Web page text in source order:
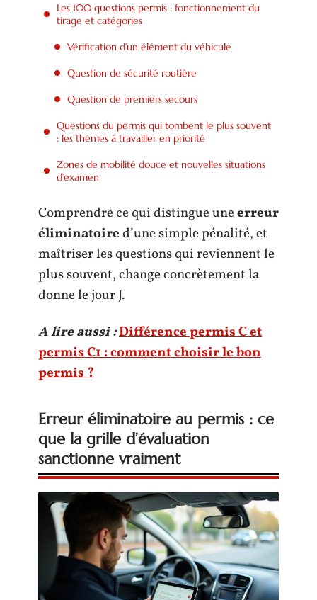
Les 100 questions permis : fonctionnement du
tirage et catégories
Vérification d’un élément du véhicule
Question de sécurité routière
Question de premiers secours
Questions du permis qui tombent le plus souvent
: les thèmes à travailler en priorité
Zones de mobilité douce et nouvelles situations
d’examen
Comprendre ce qui distingue uneerreur
éliminatoired’une simple pénalité, et
maîtriser les questions qui reviennent le
plus souvent, change concrètement la
donne le jour J.
A lire aussi :Différence permis C et
permis C1 : comment choisir le bon
permis ?
Erreur éliminatoire au permis : ce
que la grille d’évaluation
sanctionne vraiment